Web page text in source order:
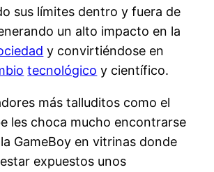
sus límites dentro y fuera de
un alto impacto en la
y convirtiéndose en
tecnológico y científico.
más talluditos como el
les choca mucho encontrarse
GameBoy en vitrinas donde
expuestos unos